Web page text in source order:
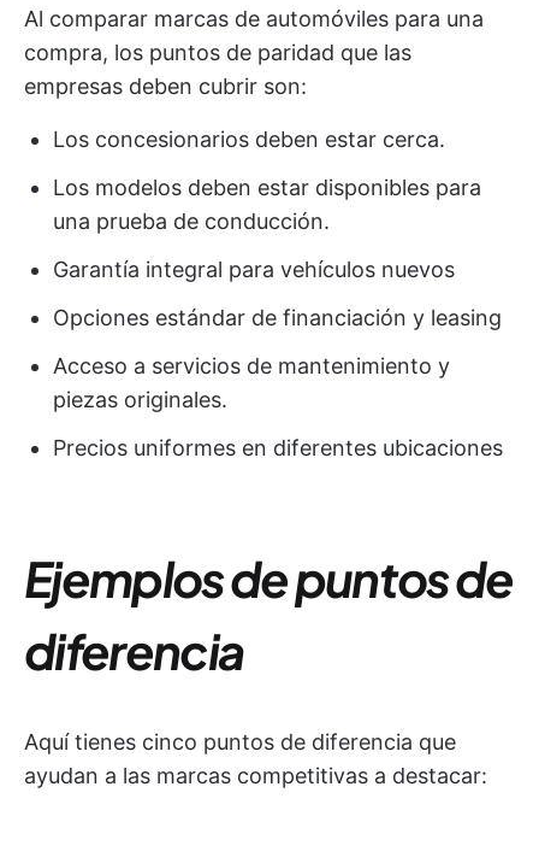
Al comparar marcas de automóviles para una
compra, los puntos de paridad que las
empresas deben cubrir son:
Los concesionarios deben estar cerca.
Los modelos deben estar disponibles para
una prueba de conducción.
Garantía integral para vehículos nuevos
Opciones estándar de financiación y leasing
Acceso a servicios de mantenimiento y
piezas originales.
Precios uniformes en diferentes ubicaciones
Ejemplos de puntos de
diferencia
Aquí tienes cinco puntos de diferencia que
ayudan a las marcas competitivas a destacar: